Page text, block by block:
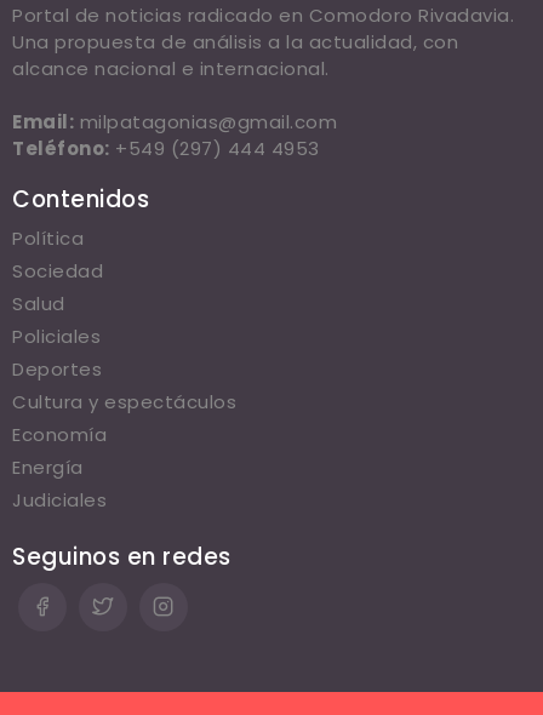
Portal de noticias radicado en Comodoro Rivadavia.
Una propuesta de análisis a la actualidad, con
alcance nacional e internacional.
Email: milpatagonias@gmail.com
Teléfono: +549 (297) 444 4953
Contenidos
Política
Sociedad
Salud
Policiales
Deportes
Cultura y espectáculos
Economía
Energía
Judiciales
Seguinos en redes